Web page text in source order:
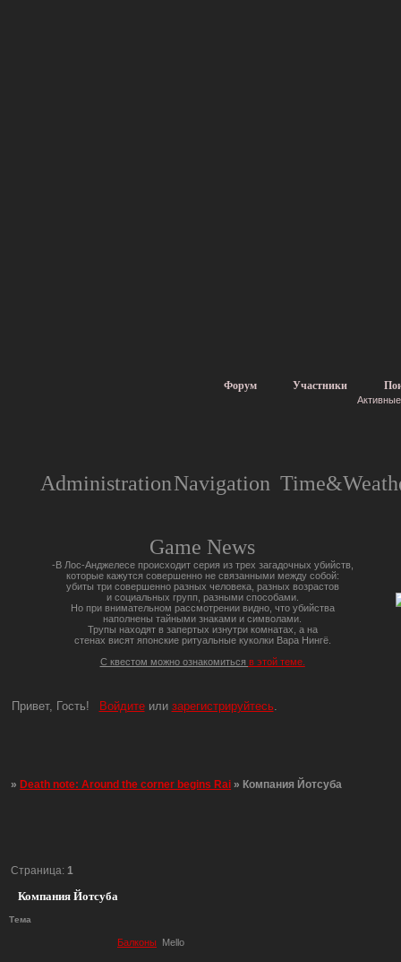
Форум Участники
AdministrationNavigation
Game News
-В Лос-Анджелесе происходит серия из трех загадочных убийств,
которые кажутся совершенно не связанными между собой:
убиты три совершенно разных человека, разных возрастов
и социальных групп, разными способами.
Но при внимательном рассмотрении видно, что убийства
наполнены тайными знаками и символами.
Трупы находят в запертых изнутри комнатах, а на
стенах висят японские ритуальные куколки Вара Нингё.
С квестом можно ознакомиться в этой теме.
Привет, Гость! Войдитеили зарегистрируйтесь.
»Death note: Around the corner begins Rai » Компания Йотсуба
Компания Йотсуба
Страница: 1
Тема
Балконы Mello